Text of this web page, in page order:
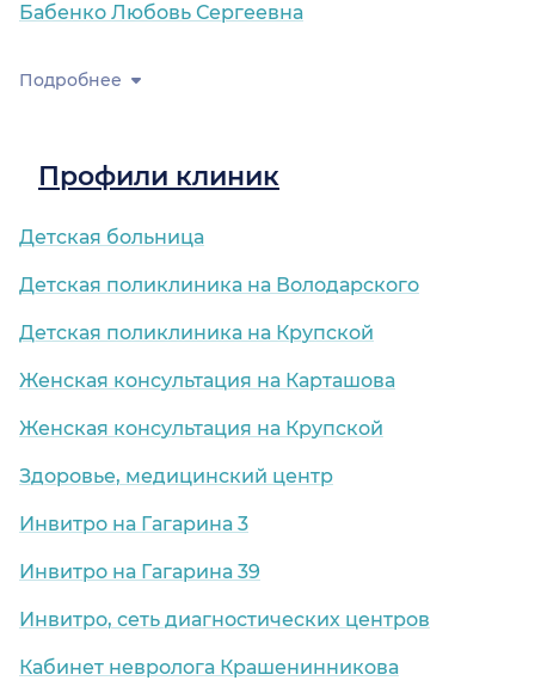
Бабенко Любовь Сергеевна
Подробнее
Профили клиник
Детская больница
Детская поликлиника на Володарского
Детская поликлиника на Крупской
Женская консультация на Карташова
Женская консультация на Крупской
Здоровье, медицинский центр
Инвитро на Гагарина 3
Инвитро на Гагарина 39
Инвитро, сеть диагностических центров
Кабинет невролога Крашенинникова